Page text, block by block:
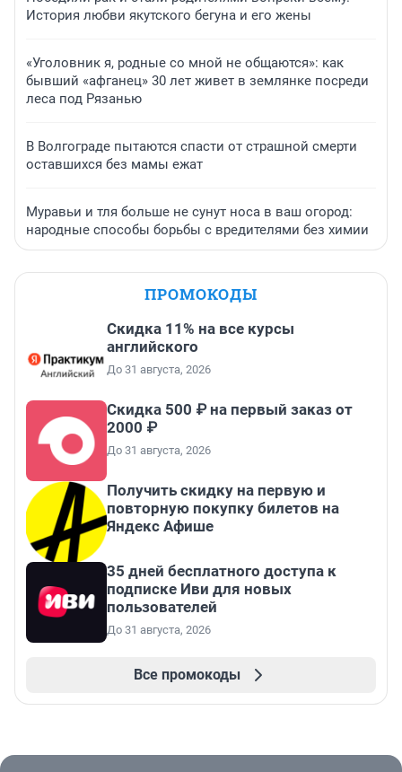
История любви якутского бегуна и его жены
«Уголовник я, родные со мной не общаются»: как
бывший «афганец» 30 лет живет в землянке посреди
леса под Рязанью
В Волгограде пытаются спасти от страшной смерти
оставшихся без мамы ежат
Муравьи и тля больше не сунут носа в ваш огород:
народные способы борьбы с вредителями без химии
ПРОМОКОДЫ
Скидка 11% на все курсы
английского
До 31 августа, 2026
Скидка 500 ₽ на первый заказ от
2000 ₽
До 31 августа, 2026
Получить скидку на первую и
повторную покупку билетов на
Яндекс Афише
35 дней бесплатного доступа к
подписке Иви для новых
пользователей
До 31 августа, 2026
Все промокоды